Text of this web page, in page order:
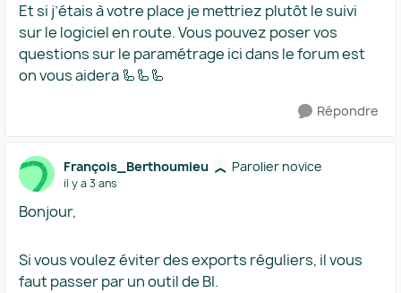
Et si j’étais à votre place je mettriez plutôt le suivi
sur le logiciel en route. Vous pouvez poser vos
questions sur le paramétrage ici dans le forum est
on vous aidera 🦾🦾🦾
Répondre
François_Berthoumieu Parolier novice
il y a 3 ans
Bonjour,
Si vous voulez éviter des exports réguliers, il vous
faut passer par un outil de BI.